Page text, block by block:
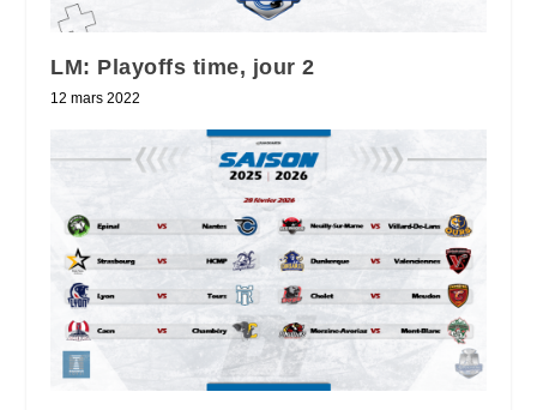
LM: Playoffs time, jour 2
12 mars 2022